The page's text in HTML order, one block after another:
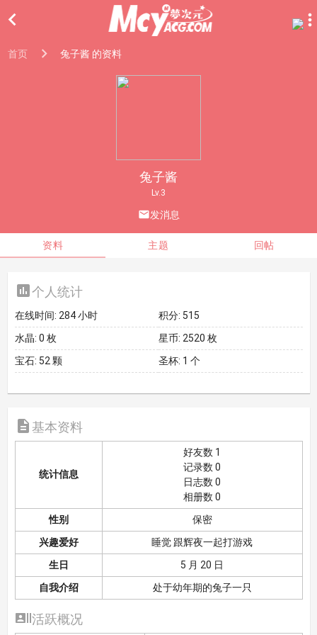

首页 兔子酱 的资料
兔子酱
Lv.3
发消息
资料 主题 回帖
个人统计
在线时间: 284 小时 积分: 515
水晶: 0 枚 星币: 2520 枚
宝石: 52 颗 圣杯: 1 个
 基本资料
统计信息
好友数 1
记录数 0
日志数 0
相册数 0
性别
保密
兴趣爱好
睡觉 跟辉夜一起打游戏
生日
5 月 20 日
自我介绍
处于幼年期的兔子一只
活跃概况